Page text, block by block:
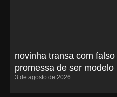
novinha transa com
promessa de ser modelo
3 de agosto de 2026